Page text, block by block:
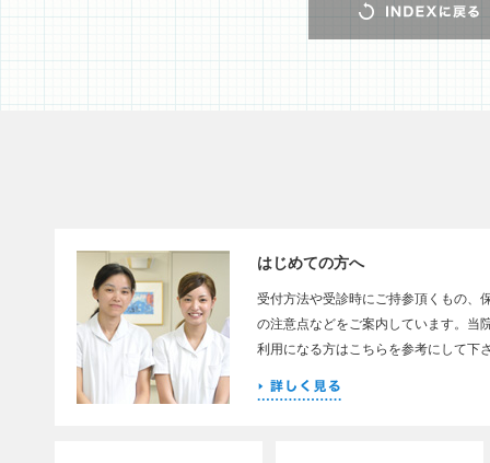
はじめての方へ
受付方法や受診時にご持参頂くもの、
の注意点などをご案内しています。当
利用になる方はこちらを参考にして下